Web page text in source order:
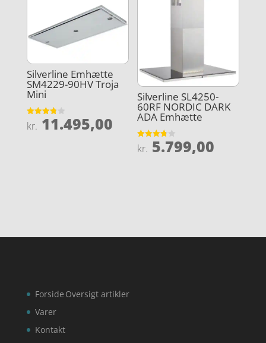
Silverline Emhætte
SM4229-90HV Troja
Mini
Vurderet
3.8
kr. 11.495,00
Silverline SL4250-
60RF NORDIC DARK
ADA Emhætte
Vurderet
3.8
kr. 5.799,00
Forside
Varer
Kontakt
Oversigt artikler